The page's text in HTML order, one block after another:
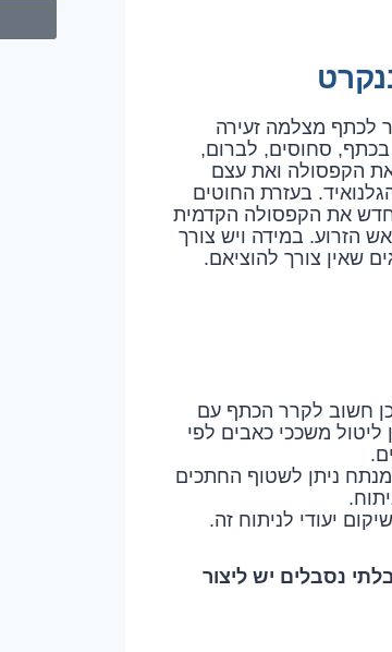
לכתף מצלמה זעירה
בכתף, סחוסים, לברום,
הקפסולה ואת עצם
בעזרת החוטים
את הקפסולה הקדמית
הזרוע. במידה ויש צורך
שאין צורך להוציאם.
חשוב לקרר הכתף עם
משככי כאבים לפי
ניתן לשטוף החתכים
יעודי לניתוח זה.
נסבלים יש ליצור